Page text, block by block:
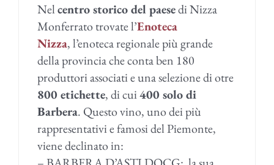
Nelcentro storico del paesedi Nizza
Monferrato trovate l’Enoteca
Nizza, l’enoteca regionale più grande
della provincia che conta ben 180
produttori associati e una selezione di otre
800 etichette, di cui400 solo di
Barbera. Questo vino, uno dei più
rappresentativi e famosi del Piemonte,
viene declinato in: